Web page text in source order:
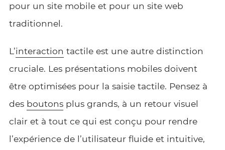
pour un site mobile et pour un site web
traditionnel.
L’interaction tactile est une autre distinction
cruciale. Les présentations mobiles doivent
être optimisées pour la saisie tactile. Pensez à
des boutonsplus grands, à un retour visuel
clair et à tout ce qui est conçu pour rendre
l’expérience de l’utilisateur fluide et intuitive,